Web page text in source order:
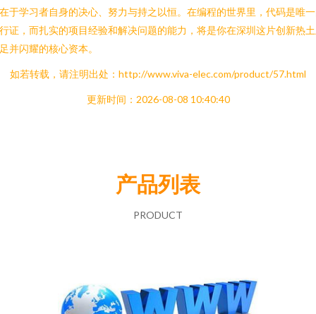
于学习者自身的决心、努力与持之以恒。在编程的世界里，代码是唯
证，而扎实的项目经验和解决问题的能力，将是你在深圳这片创新热
并闪耀的核心资本。
如若转载，请注明出处：http://www.viva-elec.com/product/57.html
更新时间：2026-08-08 10:40:40
产品列表
PRODUCT